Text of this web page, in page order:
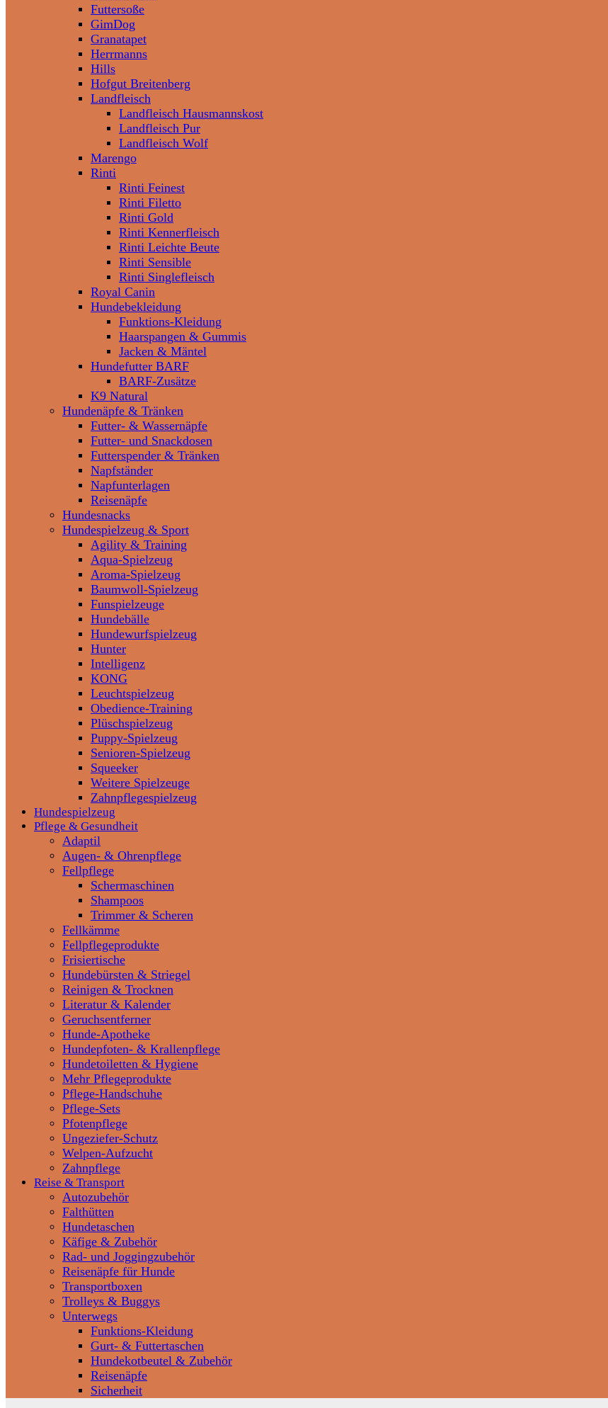
Futtersoße
GimDog
Granatapet
Herrmanns
Hills
Hofgut Breitenberg
Landfleisch
Landfleisch Hausmannskost
Landfleisch Pur
Landfleisch Wolf
Marengo
Rinti
Rinti Feinest
Rinti Filetto
Rinti Gold
Rinti Kennerfleisch
Rinti Leichte Beute
Rinti Sensible
Rinti Singlefleisch
Royal Canin
Hundebekleidung
Funktions-Kleidung
Haarspangen & Gummis
Jacken & Mäntel
Hundefutter BARF
BARF-Zusätze
K9 Natural
Hundenäpfe & Tränken
Futter- & Wassernäpfe
Futter- und Snackdosen
Futterspender & Tränken
Napfständer
Napfunterlagen
Reisenäpfe
Hundesnacks
Hundespielzeug & Sport
Agility & Training
Aqua-Spielzeug
Aroma-Spielzeug
Baumwoll-Spielzeug
Funspielzeuge
Hundebälle
Hundewurfspielzeug
Hunter
Intelligenz
KONG
Leuchtspielzeug
Obedience-Training
Plüschspielzeug
Puppy-Spielzeug
Senioren-Spielzeug
Squeeker
Weitere Spielzeuge
Zahnpflegespielzeug
Hundespielzeug
Pflege & Gesundheit
Adaptil
Augen- & Ohrenpflege
Fellpflege
Schermaschinen
Shampoos
Trimmer & Scheren
Fellkämme
Fellpflegeprodukte
Frisiertische
Hundebürsten & Striegel
Reinigen & Trocknen
Literatur & Kalender
Geruchsentferner
Hunde-Apotheke
Hundepfoten- & Krallenpflege
Hundetoiletten & Hygiene
Mehr Pflegeprodukte
Pflege-Handschuhe
Pflege-Sets
Pfotenpflege
Ungeziefer-Schutz
Welpen-Aufzucht
Zahnpflege
Reise & Transport
Autozubehör
Falthütten
Hundetaschen
Käfige & Zubehör
Rad- und Joggingzubehör
Reisenäpfe für Hunde
Transportboxen
Trolleys & Buggys
Unterwegs
Funktions-Kleidung
Gurt- & Futtertaschen
Hundekotbeutel & Zubehör
Reisenäpfe
Sicherheit